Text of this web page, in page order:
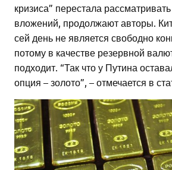
кризиса” перестала
вложений, продолжают авторы.
сей день не является свободно
потому в качестве резервной
подходит. “Так что у Путина
опция – золото”, – отмечается в